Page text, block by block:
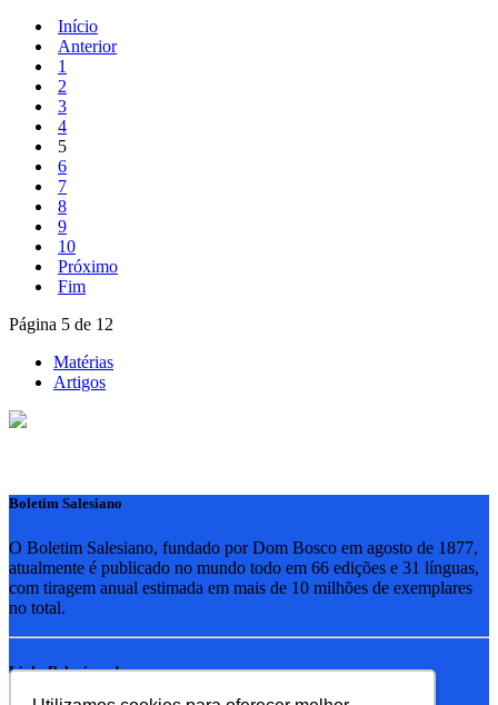
Início
Anterior
1
2
3
4
5
6
7
8
9
10
Próximo
Fim
Página 5 de 12
Matérias
Artigos
Boletim Salesiano
O Boletim Salesiano, fundado por Dom Bosco em agosto de 1877,
atualmente é publicado no mundo todo em 66 edições e 31 línguas,
com tiragem anual estimada em mais de 10 milhões de exemplares
no total.
Links Relacionados